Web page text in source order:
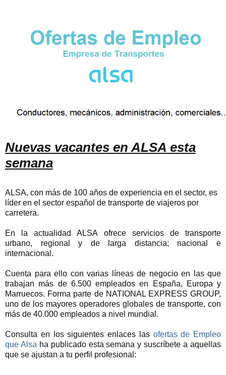
Nuevas vacantes en ALSA esta
semana
ALSA, con más de 100 años de experiencia en el sector, es
líder en el sector español de transporte de viajeros por
carretera.
En la actualidad ALSA ofrece servicios de transporte
urbano, regional y de larga distancia; nacional e
internacional.
Cuenta para ello con varias líneas de negocio en las que
trabajan más de 6.500 empleados en España, Europa y
Marruecos. Forma parte de NATIONAL EXPRESS GROUP,
uno de los mayores operadores globales de transporte, con
más de 40.000 empleados a nivel mundial.
Consulta en los siguientes enlaces las ofertas de Empleo
que Alsa ha publicado esta semana y suscríbete a aquellas
que se ajustan a tu perfil profesional: